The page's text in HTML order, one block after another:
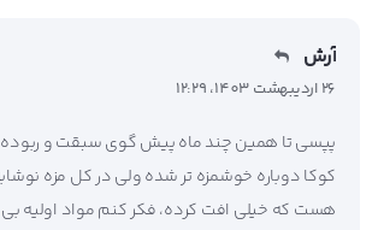
آرش
26 اردیبهشت 1403، 12:29
پپسی تا همین چند ماه پیش گوی سبقت و ربوده
کوکا دوباره خوشمزه تر شده ولی در کل مزه
هست که خیلی افت کرده، فکر کنم مواد اولیه